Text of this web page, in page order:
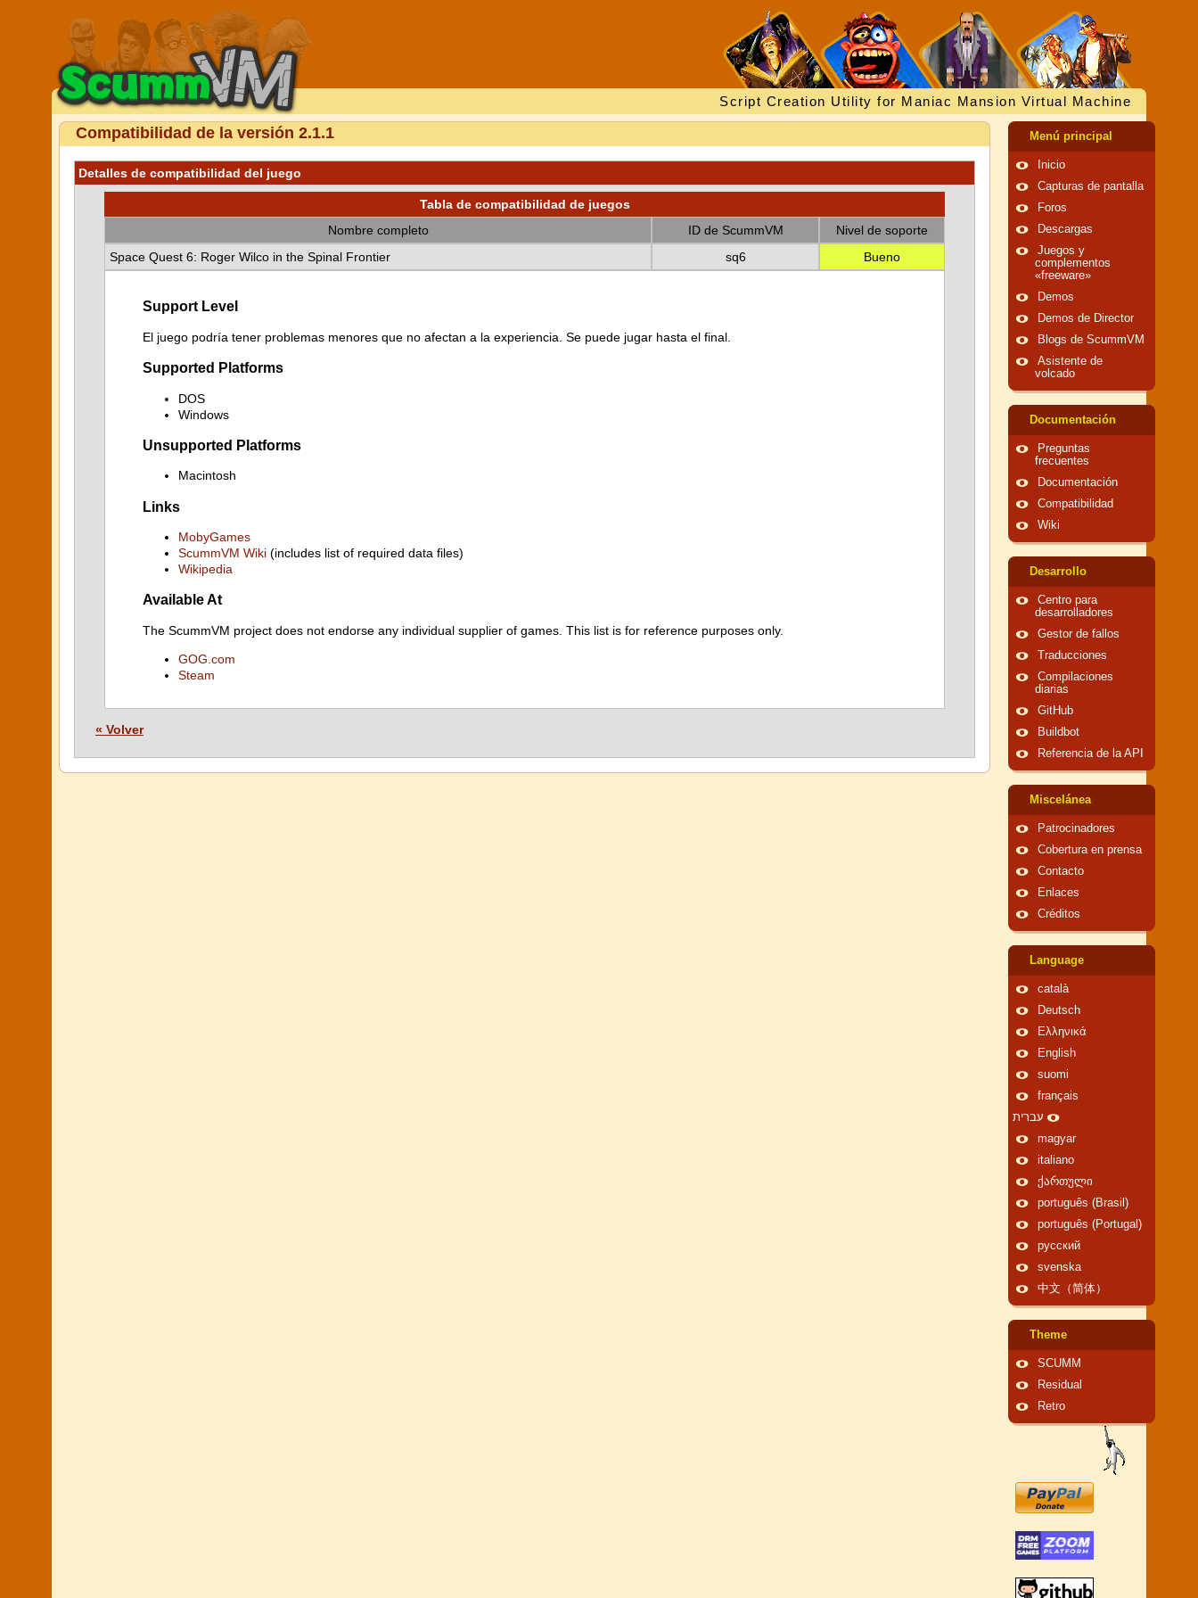
Script Creation Utility for Maniac Mansion Virtual Machine
Compatibilidad de la versión 2.1.1
Detalles de compatibilidad del juego
Tabla de compatibilidad de juegos
Nombre completo
ID de ScummVM
Nivel de soporte
Space Quest 6: Roger Wilco in the Spinal Frontier
sq6 Bueno
Support Level
El juego podría tener problemas menores que no afectan a la experiencia. Se puede jugar hasta el final.
Supported Platforms
DOS
Windows
Unsupported Platforms
Macintosh
Links
MobyGames
ScummVM Wiki (includes list of required data files)
Wikipedia
Available At
The ScummVM project does not endorse any individual supplier of games. This list is for reference purposes only.
GOG.com
Steam
« Volver
Menú principal
Inicio
Capturas de pantalla
Foros
Descargas
Juegos y
complementos
«freeware»
Demos
Demos de Director
Blogs de ScummVM
Asistente de
volcado
Documentación
Preguntas
frecuentes
Documentación
Compatibilidad
Wiki
Desarrollo
Centro para
desarrolladores
Gestor de fallos
Traducciones
Compilaciones
diarias
GitHub
Buildbot
Referencia de la API
Miscelánea
Patrocinadores
Cobertura en prensa
Contacto
Enlaces
Créditos
Language
català
Deutsch
Ελληνικά
English
suomi
français
עברית
magyar
italiano
ქართული
português (Brasil)
português (Portugal)
русский
svenska
中文（简体）
Theme
SCUMM
Residual
Retro